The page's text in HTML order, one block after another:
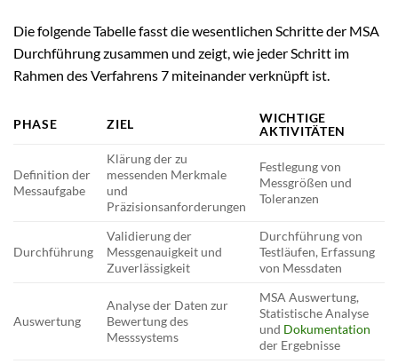
Die folgende Tabelle fasst die wesentlichen Schritte der MSA
Durchführung zusammen und zeigt, wie jeder Schritt im
Rahmen des Verfahrens 7 miteinander verknüpft ist.
PHASE ZIEL
WICHTIGE
AKTIVITÄTEN
Definition der
Messaufgabe
Klärung der zu
messenden Merkmale
und
Präzisionsanforderungen
Festlegung von
Messgrößen und
Toleranzen
Durchführung
Validierung der
Messgenauigkeit und
Zuverlässigkeit
Durchführung von
Testläufen, Erfassung
von Messdaten
Auswertung
Analyse der Daten zur
Bewertung des
Messsystems
MSA Auswertung,
Statistische Analyse
und Dokumentation
der Ergebnisse